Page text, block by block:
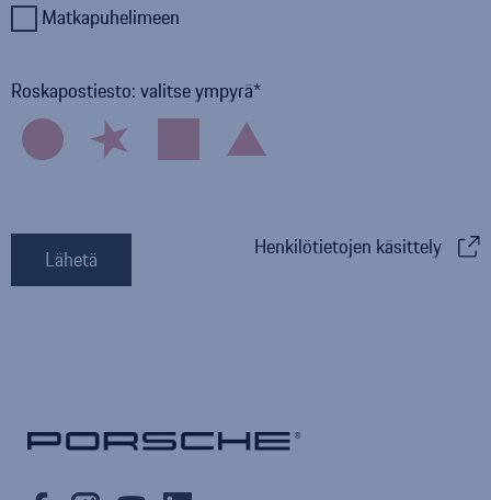
Matkapuhelimeen
Roskapostiesto: valitse ympyrä
Henkilötietojen käsittely